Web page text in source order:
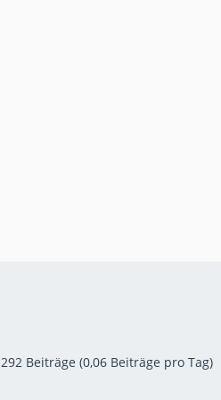
292 Beiträge (0,06 Beiträge pro Tag)